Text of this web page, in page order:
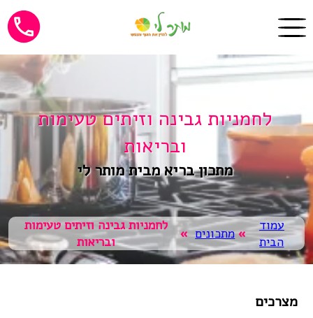
לחמניות גבינה וזיתים טעימות
ובריאות
מתכון בריא מבית מותר לי
עמוד
הבית
» מתכונים »
לחמניות גבינה וזיתים טעימות
ובריאות